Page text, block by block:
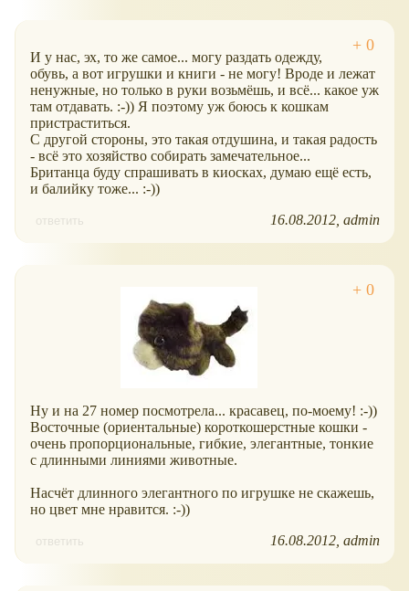
И у нас, эх, то же самое... могу раздать одежду,
обувь, а вот игрушки и книги - не могу! Вроде и лежат
ненужные, но только в руки возьмёшь, и всё... какое уж
там отдавать. :-)) Я поэтому уж боюсь к кошкам
пристраститься.
С другой стороны, это такая отдушина, и такая радость
- всё это хозяйство собирать замечательное...
Британца буду спрашивать в киосках, думаю ещё есть,
и балийку тоже... :-))
ответить 16.08.2012 admin
Ну и на 27 номер посмотрела... красавец, по-моему! :-))
Восточные (ориентальные) короткошерстные кошки -
очень пропорциональные, гибкие, элегантные, тонкие
с длинными линиями животные.
Насчёт длинного элегантного по игрушке не скажешь,
но цвет мне нравится. :-))
ответить 16.08.2012 admin